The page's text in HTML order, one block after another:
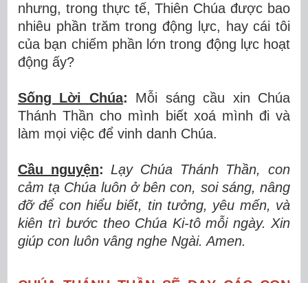
nhưng, trong thực tế, Thiên Chúa được bao
nhiêu phần trăm trong động lực, hay cái tôi
của bạn chiếm phần lớn trong động lực hoạt
động ấy?
Sống Lời Chúa: Mỗi sáng cầu xin Chúa
Thánh Thần cho mình biết xoá mình đi và
làm mọi việc để vinh danh Chúa.
Cầu nguyện: Lạy Chúa Thánh Thần, con
cảm tạ Chúa luôn ở bên con, soi sáng, nâng
đỡ để con hiểu biết, tin tưởng, yêu mến, và
kiên trì bước theo Chúa Ki-tô mỗi ngày. Xin
giúp con luôn vâng nghe Ngài. Amen.